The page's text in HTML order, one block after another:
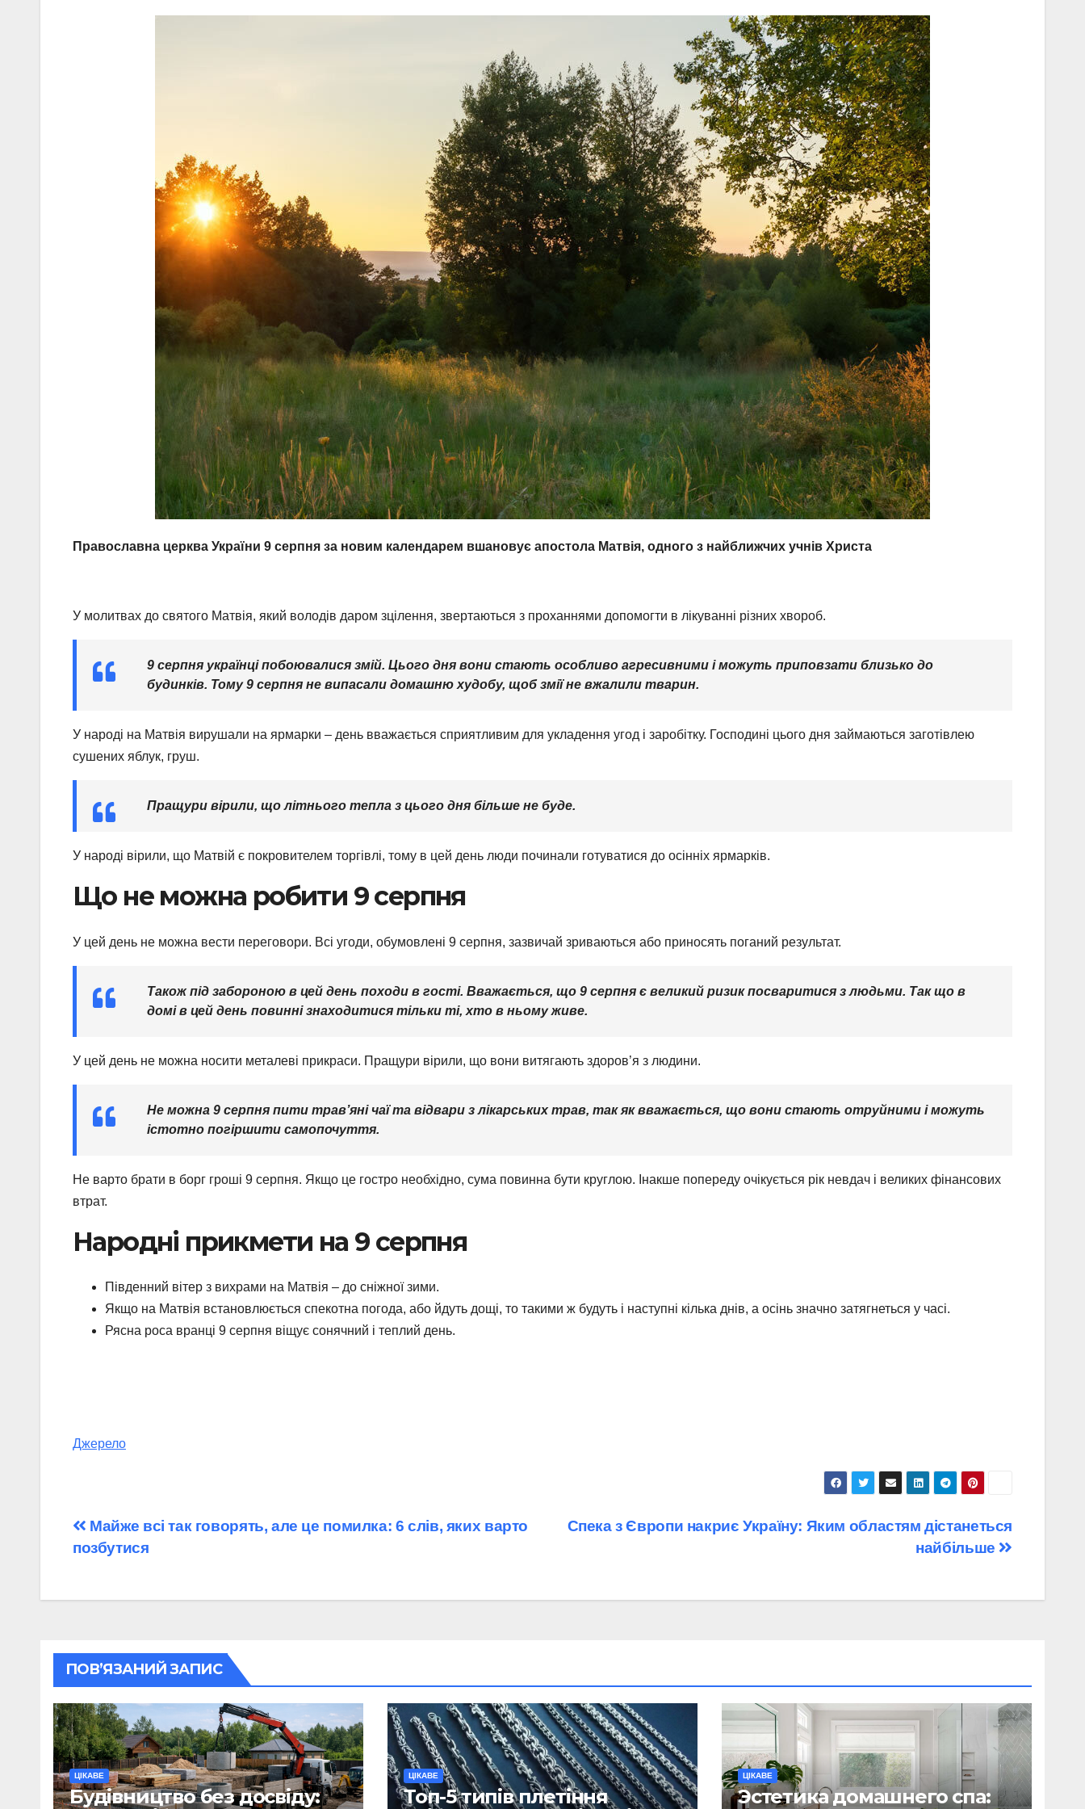
Православна церква України 9 серпня за новим календарем вшановує апостола Матвія, одного з найближчих учнів Христа
У молитвах до святого Матвія, який володів даром зцілення, звертаються з проханнями допомогти в лікуванні різних хвороб.
9 серпня українці побоювалися змій. Цього дня вони стають особливо агресивними і можуть приповзати близько до
будинків. Тому 9 серпня не випасали домашню худобу, щоб змії не вжалили тварин.
У народі на Матвія вирушали на ярмарки – день вважається сприятливим для укладення угод і заробітку. Господині цього дня займаються заготівлею
сушених яблук, груш.
Пращури вірили, що літнього тепла з цього дня більше не буде.
У народі вірили, що Матвій є покровителем торгівлі, тому в цей день люди починали готуватися до осінніх ярмарків.
Що не можна робити 9 серпня
У цей день не можна вести переговори. Всі угоди, обумовлені 9 серпня, зазвичай зриваються або приносять поганий результат.
Також під забороною в цей день походи в гості. Вважається, що 9 серпня є великий ризик посваритися з людьми. Так що в
домі в цей день повинні знаходитися тільки ті, хто в ньому живе.
У цей день не можна носити металеві прикраси. Пращури вірили, що вони витягають здоров’я з людини.
Не можна 9 серпня пити трав’яні чаї та відвари з лікарських трав, так як вважається, що вони стають отруйними і можуть
істотно погіршити самопочуття.
Не варто брати в борг гроші 9 серпня. Якщо це гостро необхідно, сума повинна бути круглою. Інакше попереду очікується рік невдач і великих фінансових
втрат.
Народні прикмети на 9 серпня
Південний вітер з вихрами на Матвія – до сніжної зими.
Якщо на Матвія встановлюється спекотна погода, або йдуть дощі, то такими ж будуть і наступні кілька днів, а осінь значно затягнеться у часі.
Рясна роса вранці 9 серпня віщує сонячний і теплий день.
Джерело
Навігація
записів
Спека з Європи накриє Україну: Яким областям дістанеться
найбільше
Майже всі так говорять, але це помилка: 6 слів, яких варто
позбутися
ПОВ’ЯЗАНИЙ ЗАПИС
ЦІКАВЕ
Будівництво без досвіду:
ЦІКАВЕ
Топ-5 типів плетіння
ЦІКАВЕ
Эстетика домашнего спа: